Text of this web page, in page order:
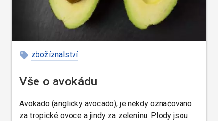
zbožíznalství
Vše o avokádu
Avokádo (anglicky avocado), je někdy označováno
za tropické ovoce a jindy za zeleninu. Plody jsou